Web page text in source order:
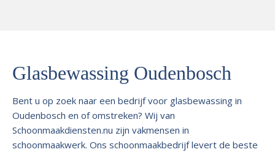
Glasbewassing Oudenbosch
Bent u op zoek naar een bedrijf voor glasbewassing in
Oudenbosch en of omstreken? Wij van
Schoonmaakdiensten.nu zijn vakmensen in
schoonmaakwerk. Ons schoonmaakbedrijf levert de beste